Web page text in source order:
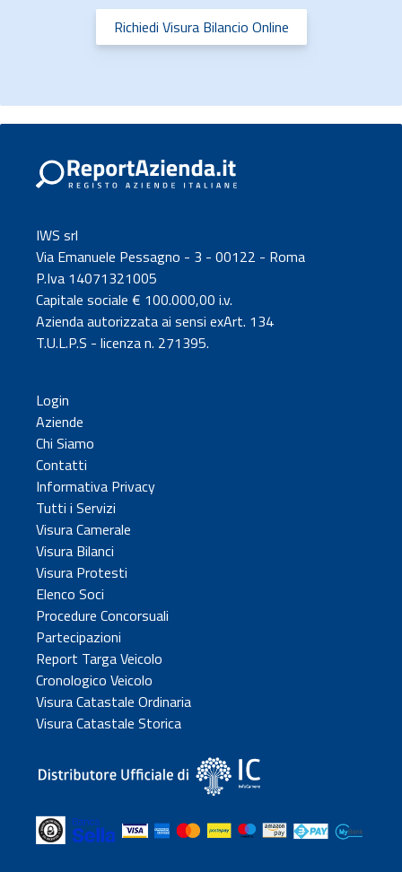
Richiedi Visura Bilancio Online
IWS srl
Via Emanuele Pessagno - 3 - 00122 - Roma
P.Iva 14071321005
Capitale sociale € 100.000,00 i.v.
Azienda autorizzata ai sensi exArt. 134
T.U.L.P.S - licenza n. 271395.
Login
Aziende
Chi Siamo
Contatti
Informativa Privacy
Tutti i Servizi
Visura Camerale
Visura Bilanci
Visura Protesti
Elenco Soci
Procedure Concorsuali
Partecipazioni
Report Targa Veicolo
Cronologico Veicolo
Visura Catastale Ordinaria
Visura Catastale Storica